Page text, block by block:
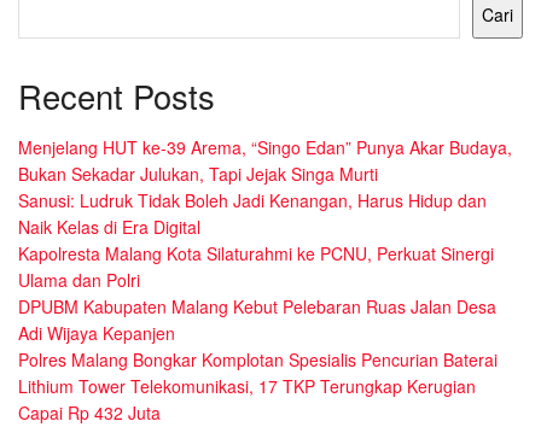
Cari
Recent Posts
Menjelang HUT ke-39 Arema, “Singo Edan” Punya Akar Budaya,
Bukan Sekadar Julukan, Tapi Jejak Singa Murti
Sanusi: Ludruk Tidak Boleh Jadi Kenangan, Harus Hidup dan
Naik Kelas di Era Digital
Kapolresta Malang Kota Silaturahmi ke PCNU, Perkuat Sinergi
Ulama dan Polri
DPUBM Kabupaten Malang Kebut Pelebaran Ruas Jalan Desa
Adi Wijaya Kepanjen
Polres Malang Bongkar Komplotan Spesialis Pencurian Baterai
Lithium Tower Telekomunikasi, 17 TKP Terungkap Kerugian
Capai Rp 432 Juta